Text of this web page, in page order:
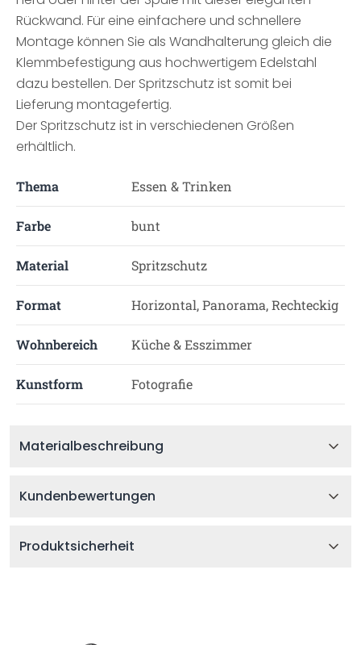
Rückwand. Für eine einfachere und schnellere
Montage können Sie als Wandhalterung gleich die
Klemmbefestigung aus hochwertigem Edelstahl
dazu bestellen. Der Spritzschutz ist somit bei
Lieferung montagefertig.
Der Spritzschutz ist in verschiedenen Größen
erhältlich.
Thema Essen & Trinken
Farbe bunt
Material Spritzschutz
Format Horizontal, Panorama, Rechteckig
Wohnbereich Küche & Esszimmer
Kunstform Fotografie
Materialbeschreibung
Kundenbewertungen
Produktsicherheit